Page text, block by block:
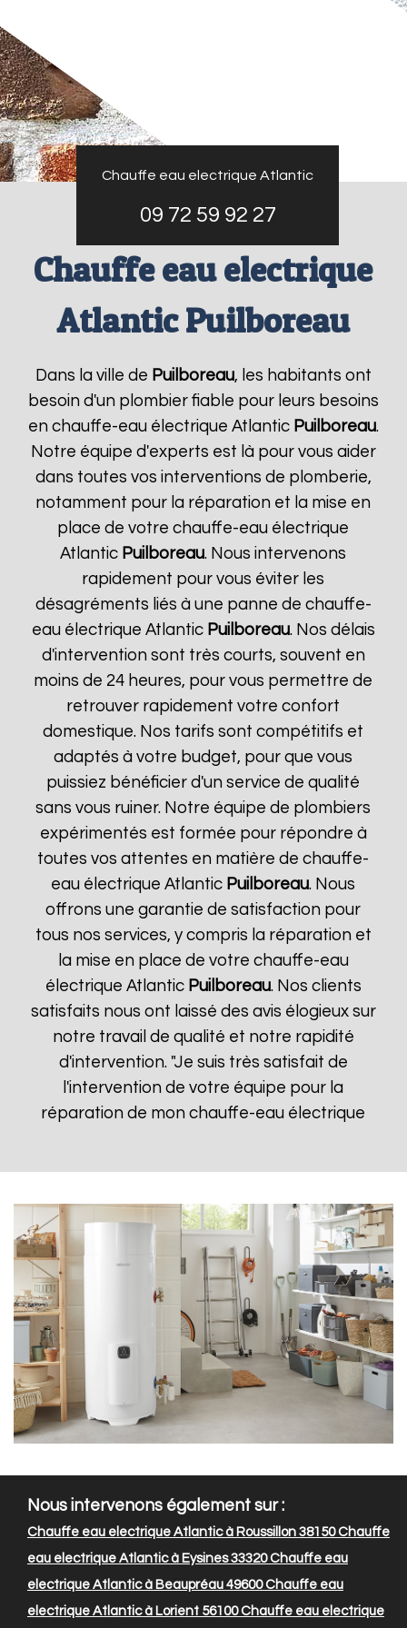
Chauffe eau electrique Atlantic
09 72 59 92 27
Chauffe eau electrique
Atlantic Puilboreau
Dans la ville de Puilboreau, les habitants ont
besoin d'un plombier fiable pour leurs besoins
en chauffe-eau électrique Atlantic Puilboreau.
Notre équipe d'experts est là pour vous aider
dans toutes vos interventions de plomberie,
notamment pour la réparation et la mise en
place de votre chauffe-eau électrique
Atlantic Puilboreau. Nous intervenons
rapidement pour vous éviter les
désagréments liés à une panne de chauffe-
eau électrique Atlantic Puilboreau. Nos délais
d'intervention sont très courts, souvent en
moins de 24 heures, pour vous permettre de
retrouver rapidement votre confort
domestique. Nos tarifs sont compétitifs et
adaptés à votre budget, pour que vous
puissiez bénéficier d'un service de qualité
sans vous ruiner. Notre équipe de plombiers
expérimentés est formée pour répondre à
toutes vos attentes en matière de chauffe-
eau électrique Atlantic Puilboreau. Nous
offrons une garantie de satisfaction pour
tous nos services, y compris la réparation et
la mise en place de votre chauffe-eau
électrique Atlantic Puilboreau. Nos clients
satisfaits nous ont laissé des avis élogieux sur
notre travail de qualité et notre rapidité
d'intervention. "Je suis très satisfait de
l'intervention de votre équipe pour la
réparation de mon chauffe-eau électrique
Nous intervenons également sur :
Chauffe eau electrique Atlantic à Roussillon 38150Chauffe
eau electrique Atlantic à Eysines 33320Chauffe eau
electrique Atlantic à Beaupréau 49600Chauffe eau
electrique Atlantic à Lorient 56100Chauffe eau electrique